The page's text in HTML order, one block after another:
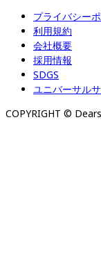
プライバシー
利用規約
会社概要
採用情報
SDGS
ユニバーサル
COPYRIGHT ©